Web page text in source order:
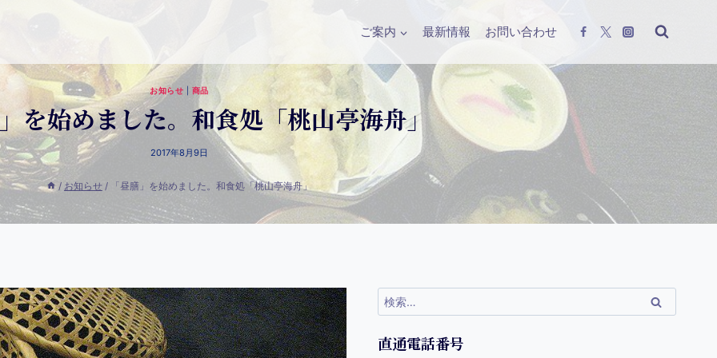
ご案内 最新情報 お問い合わせ
お知らせ 商品
を始めました。和食処「桃山亭海舟」
2017年8月9日
/ お知らせ / 「昼膳」を始めました。和食処「桃山亭海舟」
直通電話番号